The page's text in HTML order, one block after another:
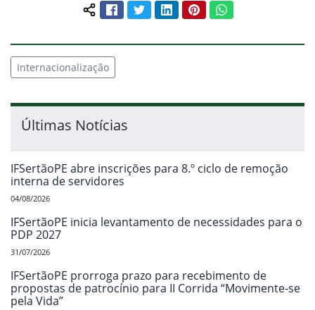
Compartilhar conteúdo:
FacebookTwitterLinkedInPinterestWhatsApp
Internacionalização
Últimas Notícias
IFSertãoPE abre inscrições para 8.º ciclo de remoção
interna de servidores
04/08/2026
IFSertãoPE inicia levantamento de necessidades para o
PDP 2027
31/07/2026
IFSertãoPE prorroga prazo para recebimento de
propostas de patrocínio para II Corrida “Movimente-se
pela Vida”